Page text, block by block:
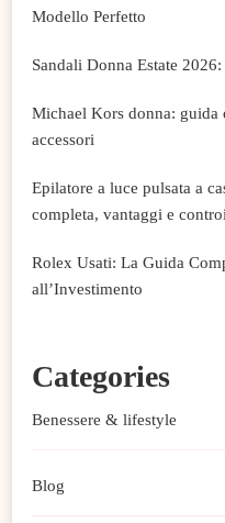
Modello Perfetto
Sandali Donna Estate
Michael Kors donna: guida
accessori
Epilatore a luce pulsata a
completa, vantaggi e
Rolex Usati: La Guida
all’Investimento
Categories
Benessere & lifestyle
Blog